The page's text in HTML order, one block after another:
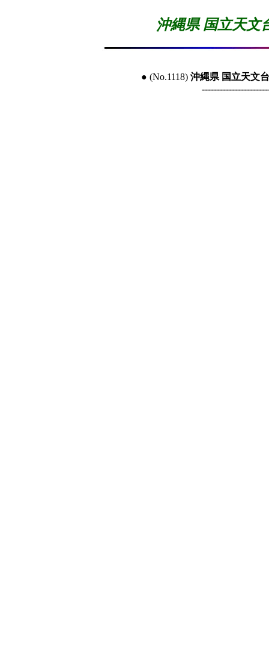
沖縄県 国立天文
● (No.1118) 沖縄県 国立天文